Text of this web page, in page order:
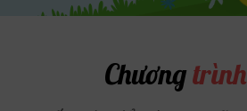
Chương